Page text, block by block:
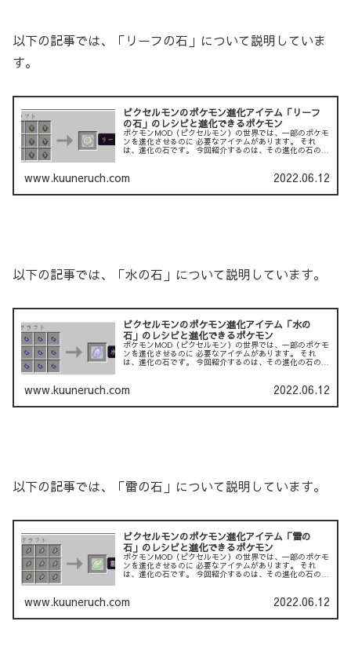
以下の記事では、「リーフの石」について説明していま
す。
ピクセルモンのポケモン進化アイテム「リーフ
の石」のレシピと進化できるポケモン
ポケモンMOD（ピクセルモン）の世界では、一部のポケモ
ンを進化させるのに 必要なアイテムがあります。 それ
は、進化の石です。 今回紹介するのは、その進化の石の１
www.kuuneruch.com 2022.06.12
以下の記事では、「水の石」について説明しています。
ピクセルモンのポケモン進化アイテム「水の
石」のレシピと進化できるポケモン
ポケモンMOD（ピクセルモン）の世界では、一部のポケモ
ンを進化させるのに 必要なアイテムがあります。 それ
は、進化の石です。 今回紹介するのは、その進化の石の１
www.kuuneruch.com 2022.06.12
以下の記事では、「雷の石」について説明しています。
ピクセルモンのポケモン進化アイテム「雷の
石」のレシピと進化できるポケモン
ポケモンMOD（ピクセルモン）の世界では、一部のポケモ
ンを進化させるのに 必要なアイテムがあります。 それ
は、進化の石です。 今回紹介するのは、その進化の石の１
www.kuuneruch.com 2022.06.12